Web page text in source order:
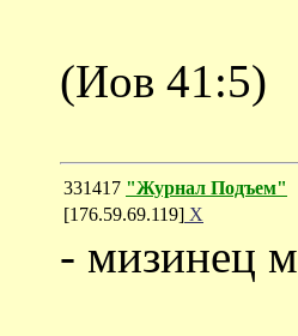
(Иов 41:5)
331417 "Журнал Подъем"
[176.59.69.119] Х
- мизинец